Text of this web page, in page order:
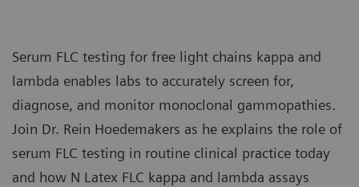
Serum FLC testing for free light chains kappa and
lambda enables labs to accurately screen for,
diagnose, and monitor monoclonal gammopathies.
Join Dr. Rein Hoedemakers as he explains the role of
serum FLC testing in routine clinical practice today
and how N Latex FLC kappa and lambda assays